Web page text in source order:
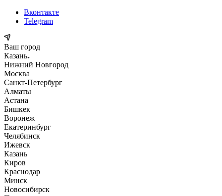
Вконтакте
Telegram
Ваш город
Казань
Нижний Новгород
Москва
Санкт-Петербург
Алматы
Астана
Бишкек
Воронеж
Екатеринбург
Челябинск
Ижевск
Казань
Киров
Краснодар
Минск
Новосибирск